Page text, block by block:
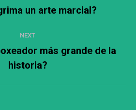
Previous
un arte marcial?
NEXT
post:
más grande de la
historia?